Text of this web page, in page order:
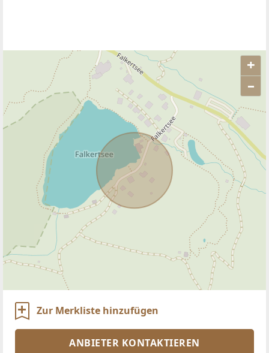
+
–
ANBIETER KONTAKTIEREN
Zur Merkliste hinzufügen
ANBIETER KONTAKTIEREN